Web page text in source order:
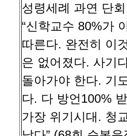
성령세례 과연 단
“신학교수 80%가
따른다. 완전히 이
은 없어졌다. 사기
돌아가야 한다. 기
다. 다 방언100%
가장 위기시대. 청